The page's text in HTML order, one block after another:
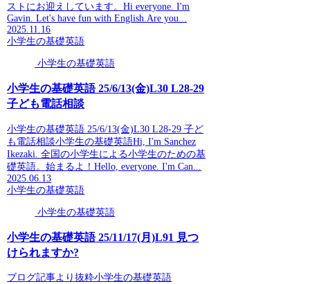
ストにお迎えしています。Hi everyone. I'm
Gavin. Let's have fun with English.Are you...
2025.11.16
小学生の基礎英語
小学生の基礎英語
小学生の基礎英語 25/6/13(金)L30 L28-29
子ども電話相談
小学生の基礎英語 25/6/13(金)L30 L28-29 子ど
も電話相談小学生の基礎英語Hi, I'm Sanchez
Ikezaki. 全国の小学生による小学生のための基
礎英語。始まるよ！Hello, everyone. I'm Can...
2025.06.13
小学生の基礎英語
小学生の基礎英語
小学生の基礎英語 25/11/17(月)L91 見つ
けられますか?
ブログ記事より抜粋小学生の基礎英語